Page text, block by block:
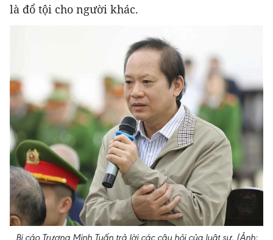
là đổ tội cho người khác.
Bị cáo Trương Minh Tuấn trả lời các câu hỏi của luật sư. (Ảnh: